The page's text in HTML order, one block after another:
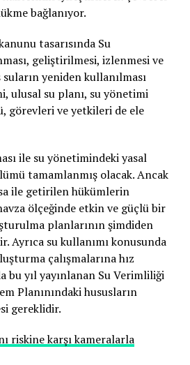
bağlanıyor.
tasarısında Su
geliştirilmesi, izlenmesi ve
yeniden kullanılması
ulusal su planı, su yönetimi
görevleri ve yetkileri de ele
ile su yönetimindeki yasal
tamamlanmış olacak. Ancak
ile getirilen hükümlerin
ölçeğinde etkin ve güçlü bir
planlarının şimdiden
Ayrıca su kullanımı konusunda
çalışmalarına hız
bu yıl yayınlanan Su Verimliliği
Planınındaki hususların
gereklidir.
riskine karşı kameralarla